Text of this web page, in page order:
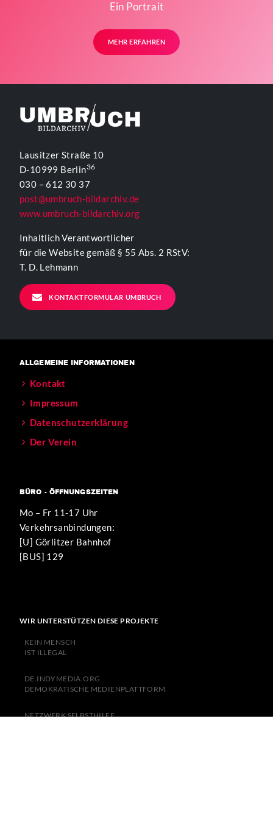
Ein Portrait
MEHR ERFAHREN
Lausitzer Straße 10
D-10999 Berlin36
030 – 612 30 37
post@umbruch-bildarchiv.de
www.umbruch-bildarchiv.org
Inhaltlich Verantwortlicher
für die Website gemäß § 55 Abs. 2 RStV:
T. D. Lehmann
KONTAKTFORMULAR UMBRUCH
ALLGEMEINE INFORMATIONEN
Kontakt
Impressum
Datenschutzerklärung
Der Verein
BÜRO - ÖFFNUNGSZEITEN
Mo – Fr 11-17 Uhr
Verkehrsanbindungen:
[U] Görlitzer Bahnhof
[BUS] 129
WIR UNTERSTÜTZEN DIESE PROJEKTE
KEIN MENSCH
IST ILLEGAL
DE.INDYMEDIA.ORG
DEMOKRATISCHE MEDIENPLATTFORM
NETZWERK SELBSTHILFE